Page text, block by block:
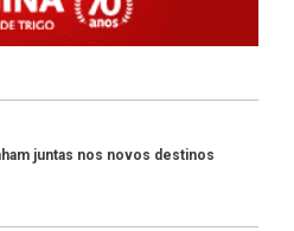
juntas nos novos destinos